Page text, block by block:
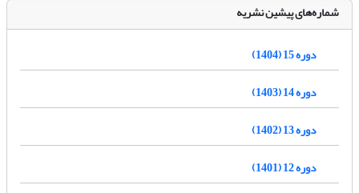
شماره‌های پیشین نشریه
دوره 15 (1404)
دوره 14 (1403)
دوره 13 (1402)
دوره 12 (1401)